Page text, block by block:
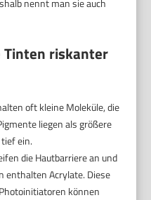
nennt man sie auch
Tinten riskanter
oft kleine Moleküle, die
liegen als größere
ein.
die Hautbarriere an und
enthalten Acrylate. Diese
können